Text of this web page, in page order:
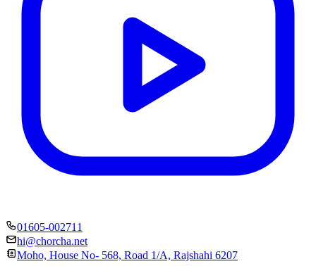
01605-002711
hi@chorcha.net
Moho, House No- 568, Road 1/A, Rajshahi 6207